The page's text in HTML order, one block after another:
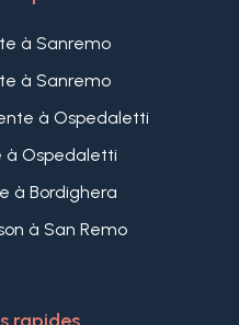
à Sanremo
à Sanremo
à Ospedaletti
à Ospedaletti
à Bordighera
à San Remo